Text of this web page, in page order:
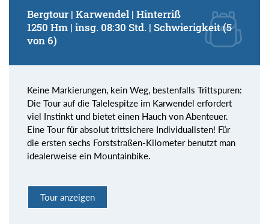
Bergtour | Karwendel | Hinterriß
1250 Hm | insg. 08:30 Std. | Schwierigkeit (5
von 6)
Keine Markierungen, kein Weg, bestenfalls Trittspuren:
Die Tour auf die Talelespitze im Karwendel erfordert
viel Instinkt und bietet einen Hauch von Abenteuer.
Eine Tour für absolut trittsichere Individualisten! Für
die ersten sechs Forststraßen-Kilometer benutzt man
idealerweise ein Mountainbike.
Tour anzeigen